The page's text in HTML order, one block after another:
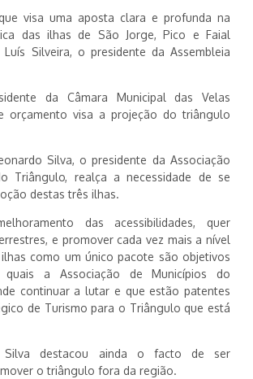
visa uma aposta clara e profunda na
das ilhas de São Jorge, Pico e Faial
Silveira, o presidente da Assembleia
da Câmara Municipal das Velas
orçamento visa a projeção do triângulo
Silva, o presidente da Associação
Triângulo, realça a necessidade de se
destas três ilhas.
das acessibilidades, quer
e promover cada vez mais a nível
como um único pacote são objetivos
quais a Associação de Municípios do
continuar a lutar e que estão patentes
de Turismo para o Triângulo que está
Silva destacou ainda o facto de ser
o triângulo fora da região.